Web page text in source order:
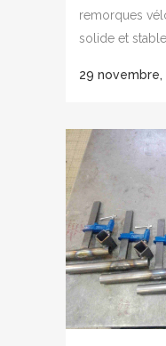
remorques
solide et
29 novembre,